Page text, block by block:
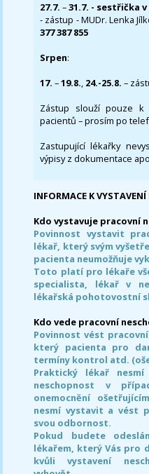
27.7.–31.7. - sestřička
- zástup - MUDr. Lenka
377 387 855
Srpen:
17. –19.8., 24.-25.8. –
Zástup slouží pouze k
pacientů – prosím po
Zastupující lékařky
výpisy z dokumentace
INFORMACE K
Kdo vystavuje pracovní
Povinnost vystavit
lékař, který svým
pacienta neumožňuje
Toto platí pro lékaře
specialista, lékař v
lékařská pohotovostní
Kdo vede pracovní
Povinnost vést
který pacienta pro
termíny kontrol atd.
Praktický lékař
neschopnost v
onemocnění
nesmí vystavit a vést
svou odbornost.
Pokud budete
lékařem, který Vás pro
kvůli vystavení